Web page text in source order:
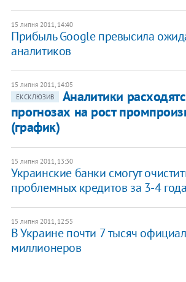
15 липня 2011, 14:40
Прибыль Google превысила
аналитиков
15 липня 2011, 14:05
ЕКСКЛЮЗИВ
Аналитики
прогнозах на рост
(график)
15 липня 2011, 13:30
Украинские банки смогут
проблемных кредитов за 3-4 года
15 липня 2011, 12:55
В Украине почти 7 тысяч
миллионеров